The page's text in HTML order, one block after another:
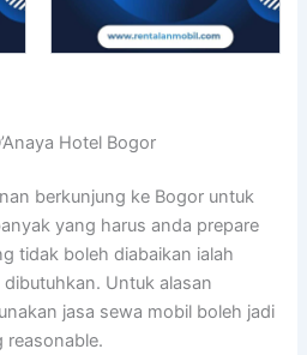
Hotel Bogor
berkunjung ke Bogor untuk
yang harus anda prepare
tidak boleh diabaikan ialah
Untuk alasan
jasa sewa mobil boleh jadi
reasonable.